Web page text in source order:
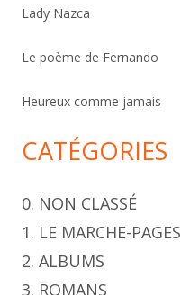
e
Lady Nazca
Le poème de Fernando
Heureux comme jamais
CATÉGORIES
0. NON CLASSÉ
1. LE MARCHE-PAGES
2. ALBUMS
3. ROMANS